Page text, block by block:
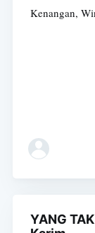
Kenangan,
YANG